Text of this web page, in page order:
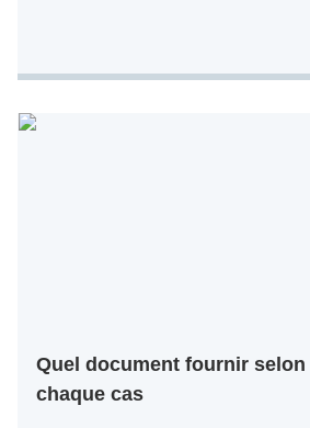
Quel document fournir
chaque cas